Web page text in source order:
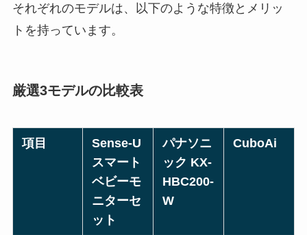
それぞれのモデルは、以下のような特徴とメリッ
トを持っています。
厳選3モデルの比較表
項目
Sense-U
スマート
ベビーモ
ニターセ
ット
パナソニ
ック KX-
HBC200-
W
CuboAi